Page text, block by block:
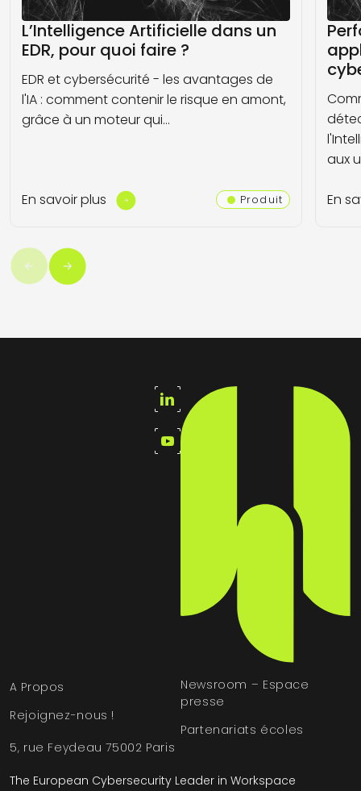
L’Intelligence Artificielle dans un
EDR, pour quoi faire ?
EDR et cybersécurité - les avantages de
l'IA : comment contenir le risque en amont,
grâce à un moteur qui…
En savoir plus Produit
aux
En
A Propos
Rejoignez-nous !
Newsroom – Espace
presse
Partenariats écoles
5, rue Feydeau 75002 Paris
The European Cybersecurity Leader in Workspace